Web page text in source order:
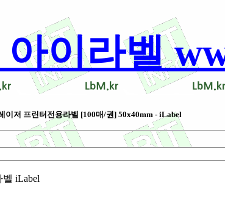
아이라벨
저 프린터전용라벨 [100매/권] 50x40mm - iLabel
벨 iLabel